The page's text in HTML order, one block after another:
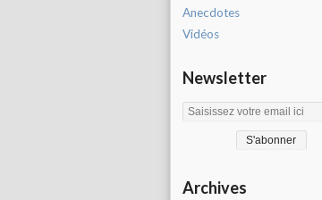
Anecdotes
Vidéos
Newsletter
Archives